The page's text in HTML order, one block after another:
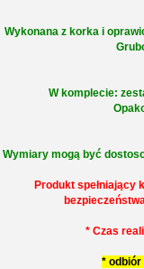
Wykonana z korka i
W komplecie:
Wymiary mogą być
Produkt spełniający
* Czas
*